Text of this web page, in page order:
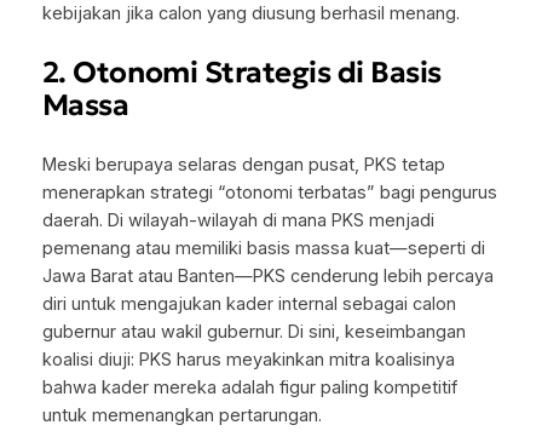
kebijakan jika calon yang diusung berhasil menang.
2. Otonomi Strategis di Basis
Massa
Meski berupaya selaras dengan pusat, PKS tetap
menerapkan strategi “otonomi terbatas” bagi pengurus
daerah. Di wilayah-wilayah di mana PKS menjadi
pemenang atau memiliki basis massa kuat—seperti di
Jawa Barat atau Banten—PKS cenderung lebih percaya
diri untuk mengajukan kader internal sebagai calon
gubernur atau wakil gubernur. Di sini, keseimbangan
koalisi diuji: PKS harus meyakinkan mitra koalisinya
bahwa kader mereka adalah figur paling kompetitif
untuk memenangkan pertarungan.